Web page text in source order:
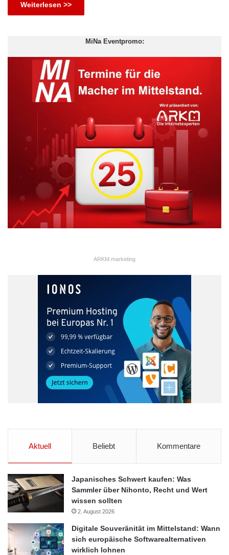
Weiterlesen >>
MiNa Eventpromo:
ARKM.marketing
Aktuell Beliebt Kommentare
Japanisches Schwert kaufen: Was
Sammler über Nihonto, Recht und Wert
wissen sollten
2. August 2026
Digitale Souveränität im Mittelstand: Wann
sich europäische Softwarealternativen
wirklich lohnen